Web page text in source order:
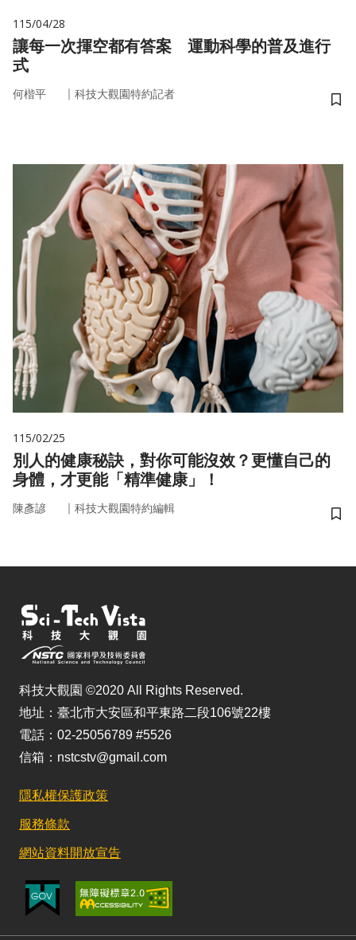
115/04/28
讓每一次揮空都有答案 運動科學的普及進行
式
何楷平 ｜ 科技大觀園特約記者
儲
115/02/25
別人的健康秘訣，對你可能沒效？更懂自己的
身體，才更能「精準健康」！
陳彥諺 ｜ 科技大觀園特約編輯
儲
科技大觀園 ©2020 All Rights Reserved.
地址：臺北市大安區和平東路二段106號22樓
電話：02-25056789 #5526
信箱：nstcstv@gmail.com
隱私權保護政策
服務條款
網站資料開放宣告